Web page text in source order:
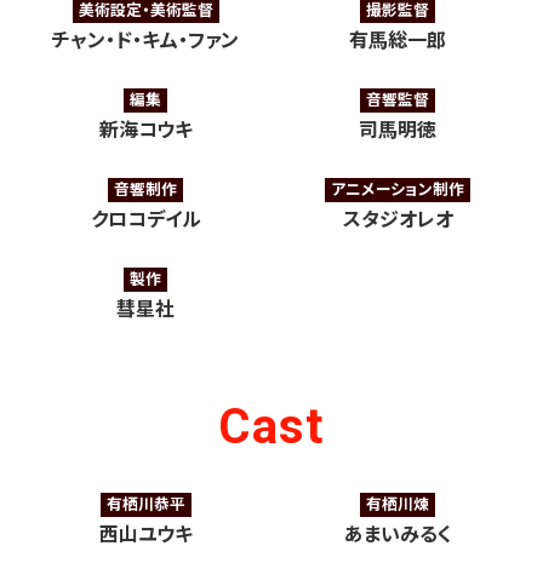
美術設定・美術監督
チャン・ド・キム・ファン
撮影監督
有馬総一郎
編集
新海コウキ
音響監督
司馬明徳
音響制作
クロコデイル
アニメーション制作
スタジオレオ
製作
彗星社
Cast
有栖川恭平
西山ユウキ
有栖川煉
あまいみるく